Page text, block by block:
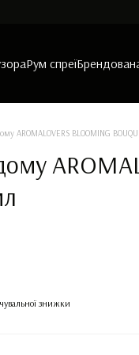
Рум спреї
AROMALOVERS BLOOMING
знижки